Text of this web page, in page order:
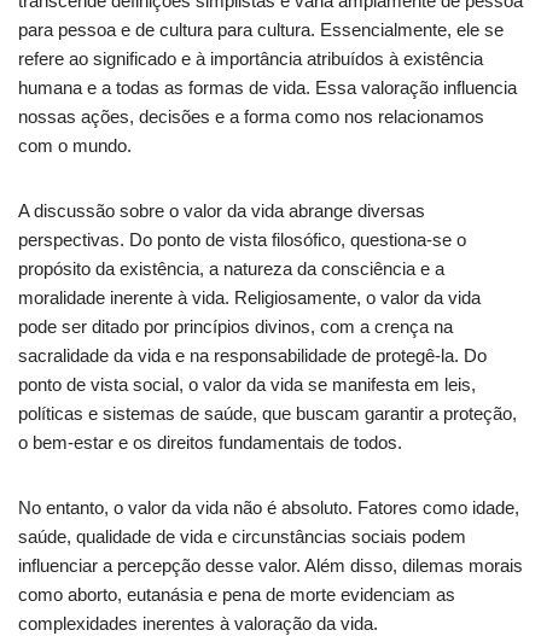
para pessoa e de cultura para cultura. Essencialmente, ele se
refere ao significado e à importância atribuídos à existência
humana e a todas as formas de vida. Essa valoração influencia
nossas ações, decisões e a forma como nos relacionamos
com o mundo.
A discussão sobre o valor da vida abrange diversas
perspectivas. Do ponto de vista filosófico, questiona-se o
propósito da existência, a natureza da consciência e a
moralidade inerente à vida. Religiosamente, o valor da vida
pode ser ditado por princípios divinos, com a crença na
sacralidade da vida e na responsabilidade de protegê-la. Do
ponto de vista social, o valor da vida se manifesta em leis,
políticas e sistemas de saúde, que buscam garantir a proteção,
o bem-estar e os direitos fundamentais de todos.
No entanto, o valor da vida não é absoluto. Fatores como idade,
saúde, qualidade de vida e circunstâncias sociais podem
influenciar a percepção desse valor. Além disso, dilemas morais
como aborto, eutanásia e pena de morte evidenciam as
complexidades inerentes à valoração da vida.